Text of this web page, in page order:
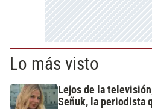
Lo más visto
Lejos de la
Señuk, la periodista